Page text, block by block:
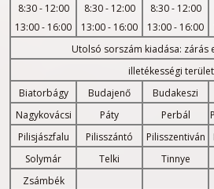
8:30 - 12:00
13:00 - 16:00
8:30 - 12:00
13:00 - 16:00
8:30 - 12:00
13:00 - 16:00
Utolsó sorszám kiadása: zárás
illetékességi
Biatorbágy
Budajenő Budakeszi
Nagykovácsi
Páty Perbál
Pilisjászfalu
Pilisszántó Pilisszentiván
Solymár
Telki Tinnye
Zsámbék